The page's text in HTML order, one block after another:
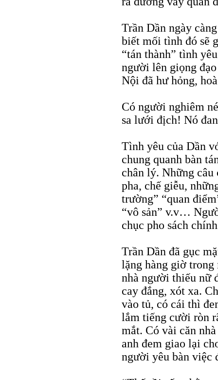
Trần Dần ngày
biết mối tình đó sẽ
“tán thành” tình
người lên giọng
Nội đã hư hỏng,
Có người nghiêm
sa lưới địch! Nó
Tình yêu của Dần
chung quanh bàn
chân lý. Những
pha, chế giễu,
trường” “quan
“vô sản” v.v…
chục pho sách
Trần Dần đã gục
lặng hàng giờ trong
nhà người thiếu nữ
cay đắng, xót xa.
vào tủ, có cái thì
lắm tiếng cười ròn
mắt. Có vài căn
anh đem giao lại
người yêu bàn việc